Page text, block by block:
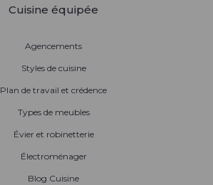
Cuisine équipée
Agencements
Styles de cuisine
Plan de travail et crédence
Types de meubles
Évier et robinetterie
Électroménager
Blog Cuisine